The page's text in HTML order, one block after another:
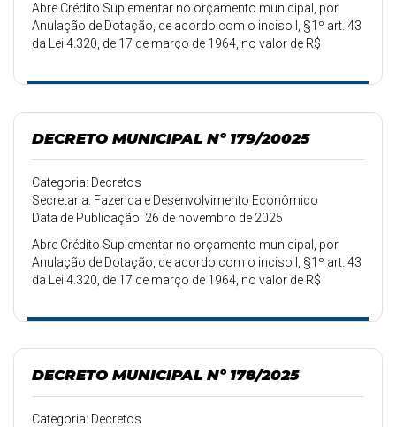
Abre Crédito Suplementar no orçamento municipal, por
Anulação de Dotação, de acordo com o inciso I, §1º art. 43
da Lei 4.320, de 17 de março de 1964, no valor de R$
DECRETO MUNICIPAL Nº 179/20025
Categoria: Decretos
Secretaria: Fazenda e Desenvolvimento Econômico
Data de Publicação: 26 de novembro de 2025
Abre Crédito Suplementar no orçamento municipal, por
Anulação de Dotação, de acordo com o inciso I, §1º art. 43
da Lei 4.320, de 17 de março de 1964, no valor de R$
DECRETO MUNICIPAL Nº 178/2025
Categoria: Decretos